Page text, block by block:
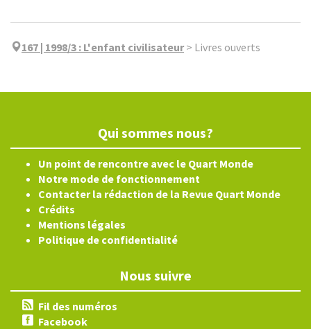
167 | 1998/3 : L'enfant civilisateur> Livres ouverts
Qui sommes nous?
Un point de rencontre avec le Quart Monde
Notre mode de fonctionnement
Contacter la rédaction de la Revue Quart Monde
Crédits
Mentions légales
Politique de confidentialité
Nous suivre
Fil des numéros
Facebook